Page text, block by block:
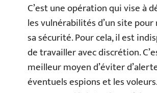
C’est une opération qui vise à
les vulnérabilités d’un site
sa sécurité. Pour cela, il est
de travailler avec discrétion.
meilleur moyen d’éviter
éventuels espions et les